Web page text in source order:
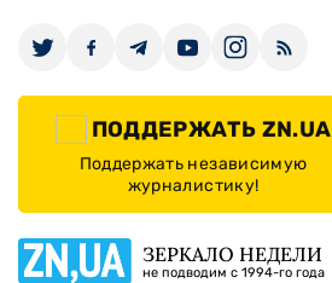
ПОДДЕРЖАТЬ ZN.UA
Поддержать независимую
журналистику!
ЗЕРКАЛО НЕДЕЛИ
не подводим с 1994-го года